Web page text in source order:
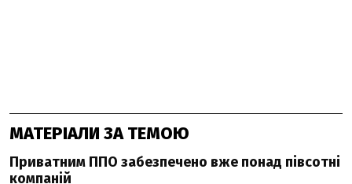
МАТЕРІАЛИ ЗА ТЕМОЮ
Приватним ППО забезпечено вже понад півсотні
компаній